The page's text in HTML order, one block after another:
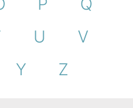
U
V
Y Z